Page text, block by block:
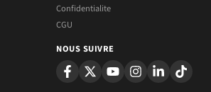
Confidentialite
CGU
NOUS SUIVRE